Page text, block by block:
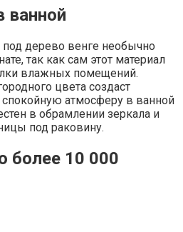
ванной
дерево венге необычно
так как сам этот материал
влажных помещений.
цвета создаст
атмосферу в ванной
в обрамлении зеркала и
под раковину.
более 10 000